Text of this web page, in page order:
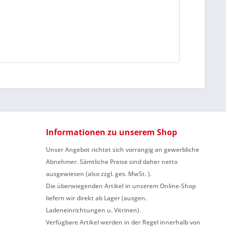
Informationen zu unserem Shop
Unser Angebot richtet sich vorrangig an gewerbliche
Abnehmer. Sämtliche Preise sind daher netto
ausgewiesen (also zzgl. ges. MwSt. ).
Die überwiegenden Artikel in unserem Online-Shop
liefern wir direkt ab Lager (ausgen.
Ladeneinrichtungen u. Vitrinen).
Verfügbare Artikel werden in der Regel innerhalb von